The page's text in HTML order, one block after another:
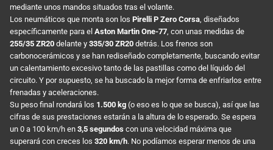
mediante unos mandos situados tras el volante.
Los neumáticos que monta son los Pirelli P Zero Corsa, diseñados
específicamente para el Aston Martin One-77, con unas medidas de
255/35 ZR20 delante y 335/30 ZR20 detrás. Los frenos son
carbonocerámicos y se han rediseñado completamente, buscando evitar
un calentamiento excesivo tanto de las pastillas como del líquido del
circuito. Y por supuesto, se ha buscado la mejor forma de enfriarlos entre
frenadas y aceleraciones.
Su peso final rondará los 1.500 kg (o eso es lo que se busca), así que las
cifras de sus prestaciones estarán a la altura de lo esperado. Se espera
un 0 a 100 km/h en 3,5 segundos con una velocidad máxima que
superará con creces los 320 km/h. No podíamos esperar menos de una